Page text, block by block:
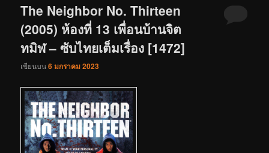
The Neighbor No. Thirteen
(2005) ห้องที่ 13 เพื่อนบ้านจิต
ทมิฬ – ซับไทยเต็มเรื่อง [1472]
เขียนบน6 มกราคม 2023